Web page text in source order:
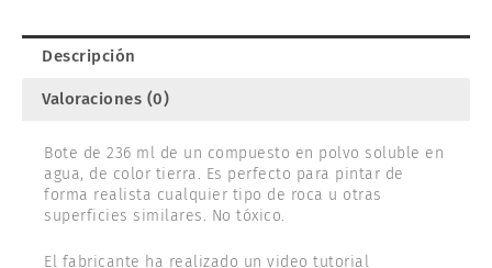
Descripción
Valoraciones (0)
Bote de 236 ml de un compuesto en polvo soluble en
agua, de color tierra. Es perfecto para pintar de
forma realista cualquier tipo de roca u otras
superficies similares. No tóxico.
El fabricante ha realizado un video tutorial